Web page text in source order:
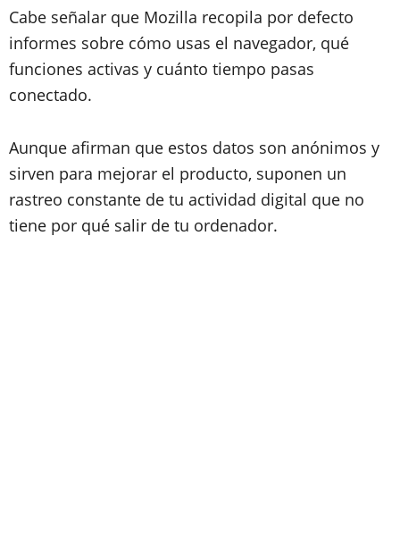
Cabe señalar que Mozilla recopila por defecto
informes sobre cómo usas el navegador, qué
funciones activas y cuánto tiempo pasas
conectado.
Aunque afirman que estos datos son anónimos y
sirven para mejorar el producto, suponen un
rastreo constante de tu actividad digital que no
tiene por qué salir de tu ordenador.